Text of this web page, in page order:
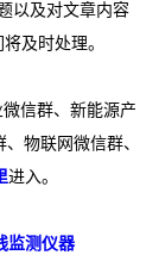
以及对文章内容
及时处理。
信群、新能源产
物联网微信群、
进入。
监测仪器